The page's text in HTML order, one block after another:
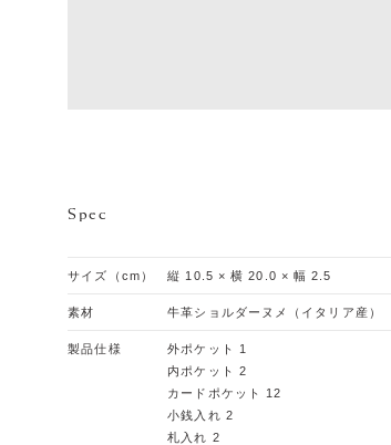
Spec
サイズ（cm） 縦 10.5 × 横 20.0 × 幅 2.5
素材 牛革ショルダーヌメ（イタリア産）
製品仕様
外ポケット 1
内ポケット 2
カードポケット 12
小銭入れ 2
札入れ 2